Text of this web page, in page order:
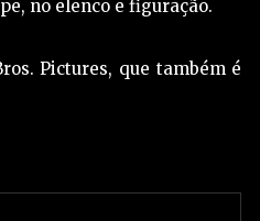
no elenco e figuração.
Pictures, que também é